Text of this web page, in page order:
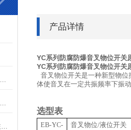
产品详情
YC系列防腐防爆音叉物位开关
YC系列防腐防爆音叉物位开关
音叉物位开关是一种新型物
体使音叉在一定共振频率下振
选型表
EB-YC-
音叉物位/液位开关